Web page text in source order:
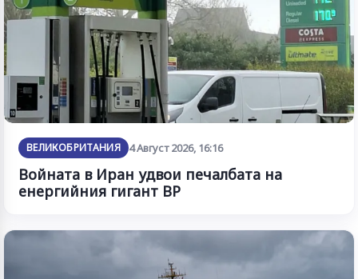
ВЕЛИКОБРИТАНИЯ 4 Август 2026, 16:16
Войната в Иран удвои печалбата на
енергийния гигант BP